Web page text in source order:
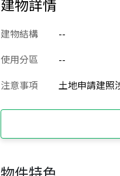
建物詳情
建物結構 --
使用分區
--
注意事項
土地申請建照